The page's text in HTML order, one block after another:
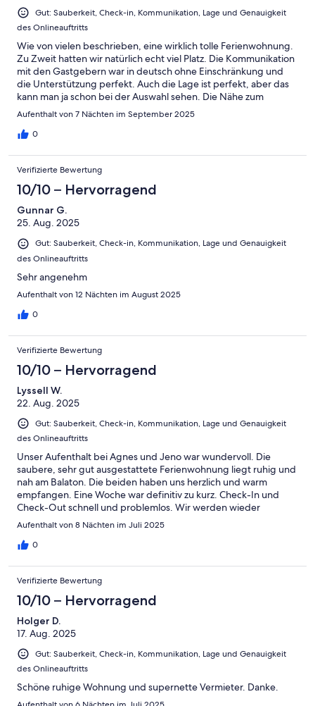
Gut: Sauberkeit, Check-in, Kommunikation, Lage und Genauigkeit
des Onlineauftritts
Wie von vielen beschrieben, eine wirklich tolle Ferienwohnung.
Zu Zweit hatten wir natürlich echt viel Platz. Die Kommunikation
mit den Gastgebern war in deutsch ohne Einschränkung und
die Unterstützung perfekt. Auch die Lage ist perfekt, aber das
kann man ja schon bei der Auswahl sehen. Die Nähe zum
Thermalbad in Hevez bringt hier auch in der Nachsaison noch
offene Restaurants und Märkte. Wir kommen gerne wieder.
Aufenthalt von 7 Nächten im September 2025
0
Verifizierte Bewertung
10/10 – Hervorragend
Gunnar G.
25. Aug. 2025
Gut: Sauberkeit, Check-in, Kommunikation, Lage und Genauigkeit
des Onlineauftritts
Sehr angenehm
Aufenthalt von 12 Nächten im August 2025
0
Verifizierte Bewertung
10/10 – Hervorragend
Lyssell W.
22. Aug. 2025
Gut: Sauberkeit, Check-in, Kommunikation, Lage und Genauigkeit
des Onlineauftritts
Unser Aufenthalt bei Agnes und Jeno war wundervoll. Die
saubere, sehr gut ausgestattete Ferienwohnung liegt ruhig und
nah am Balaton. Die beiden haben uns herzlich und warm
empfangen. Eine Woche war definitiv zu kurz. Check-In und
Check-Out schnell und problemlos. Wir werden wieder
kommen. :)
Aufenthalt von 8 Nächten im Juli 2025
0
Verifizierte Bewertung
10/10 – Hervorragend
Holger D.
17. Aug. 2025
Gut: Sauberkeit, Check-in, Kommunikation, Lage und Genauigkeit
des Onlineauftritts
Schöne ruhige Wohnung und supernette Vermieter. Danke.